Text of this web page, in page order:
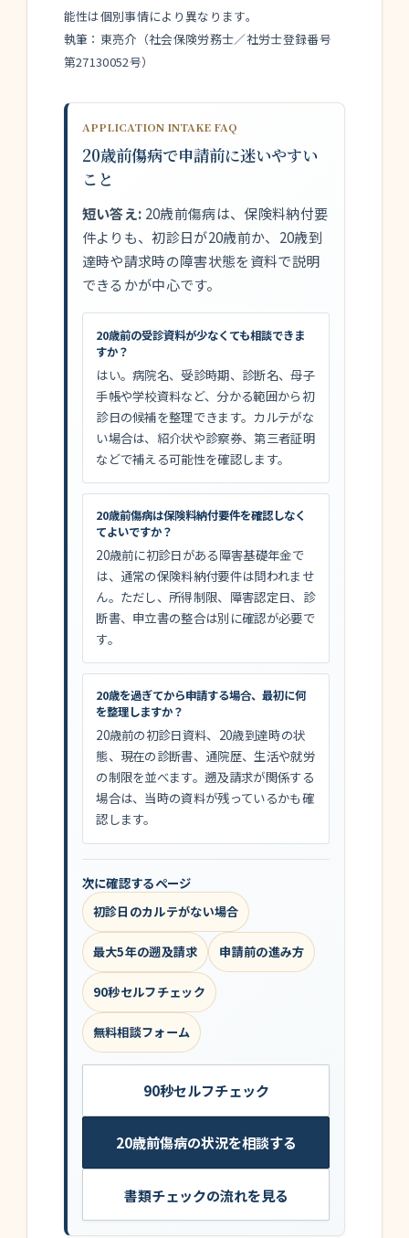
能性は個別事情により異なります。
執筆：東亮介（社会保険労務士／社労士登録番号
第27130052号）
APPLICATION INTAKE FAQ
20歳前傷病で申請前に迷いやすい
こと
短い答え: 20歳前傷病は、保険料納付要
件よりも、初診日が20歳前か、20歳到
達時や請求時の障害状態を資料で説明
できるかが中心です。
20歳前の受診資料が少なくても相談できま
すか？
はい。病院名、受診時期、診断名、母子
手帳や学校資料など、分かる範囲から初
診日の候補を整理できます。カルテがな
い場合は、紹介状や診察券、第三者証明
などで補える可能性を確認します。
20歳前傷病は保険料納付要件を確認しなく
てよいですか？
20歳前に初診日がある障害基礎年金で
は、通常の保険料納付要件は問われませ
ん。ただし、所得制限、障害認定日、診
断書、申立書の整合は別に確認が必要で
す。
20歳を過ぎてから申請する場合、最初に何
を整理しますか？
20歳前の初診日資料、20歳到達時の状
態、現在の診断書、通院歴、生活や就労
の制限を並べます。遡及請求が関係する
場合は、当時の資料が残っているかも確
認します。
次に確認するページ
初診日のカルテがない場合
最大5年の遡及請求 申請前の進み方
90秒セルフチェック
無料相談フォーム
90秒セルフチェック
20歳前傷病の状況を相談する
書類チェックの流れを見る